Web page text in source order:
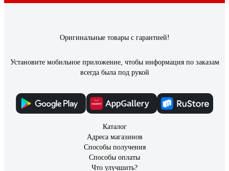
Оригинальные товары с гарантией!
Установите мобильное приложение, чтобы информация по заказам
всегда была под рукой
Каталог
Адреса магазинов
Способы получения
Способы оплаты
Что улучшить?